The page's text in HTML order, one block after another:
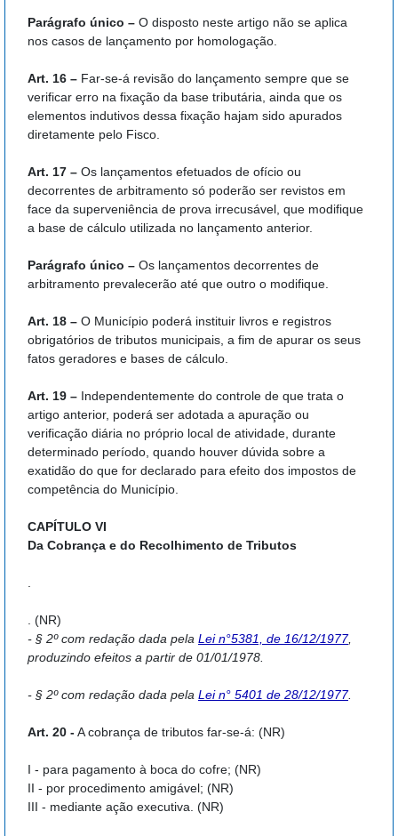
Parágrafo único – O disposto neste artigo não se aplica
nos casos de lançamento por homologação.
Art. 16 – Far-se-á revisão do lançamento sempre que se
verificar erro na fixação da base tributária, ainda que os
elementos indutivos dessa fixação hajam sido apurados
diretamente pelo Fisco.
Art. 17 – Os lançamentos efetuados de ofício ou
decorrentes de arbitramento só poderão ser revistos em
face da superveniência de prova irrecusável, que modifique
a base de cálculo utilizada no lançamento anterior.
Parágrafo único – Os lançamentos decorrentes de
arbitramento prevalecerão até que outro o modifique.
Art. 18 – O Município poderá instituir livros e registros
obrigatórios de tributos municipais, a fim de apurar os seus
fatos geradores e bases de cálculo.
Art. 19 – Independentemente do controle de que trata o
artigo anterior, poderá ser adotada a apuração ou
verificação diária no próprio local de atividade, durante
determinado período, quando houver dúvida sobre a
exatidão do que for declarado para efeito dos impostos de
competência do Município.
CAPÍTULO VI
Da Cobrança e do Recolhimento de Tributos
. (NR)
- § 2º com redação dada pela Lei n°5381, de 16/12/1977,
produzindo efeitos a partir de 01/01/1978.
- § 2º com redação dada pela Lei n° 5401 de 28/12/1977.
Art. 20 -A cobrança de tributos far-se-á: (NR)
I - para pagamento à boca do cofre; (NR)
II - por procedimento amigável; (NR)
III - mediante ação executiva. (NR)